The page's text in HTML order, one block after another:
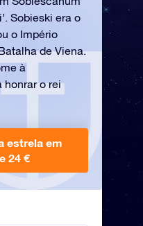
Sobieski era o
o Império
de Viena.
à
honrar o rei
estrela em
24 €